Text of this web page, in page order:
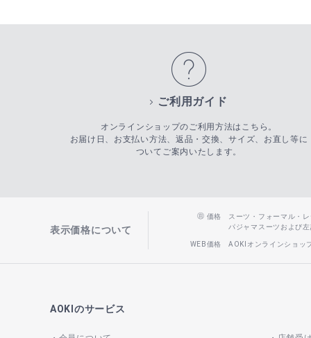
ご利用ガイド
オンラインショップのご利用方法はこちら。
お届け日、お支払い方法、返品・交換、サイズ、お直し等に
ついてご案内いたします。
表示価格について
価格
スーツ・フォーマル・
パジャマスーツおよび
WEB価格 AOKIオンラインショッ
AOKIのサービス